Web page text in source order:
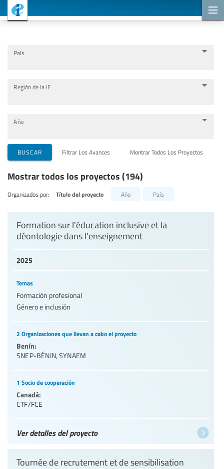
País
Región de la IE
Año
Organizaciones que llevan a cabo el proyecto
Socios para la cooperación
Nivel de Educación/sector de educación
BUSCAR Filtrar Los Avances Montrar Todos Los Proyectos
Mostrar todos los proyectos (194)
Organizados por: Título del proyecto Año País
2025
Formation sur l'éducation inclusive et la
déontologie dans l'enseignement
Temas
Formación profesional
Género e inclusión
2 Organizaciones que llevan a cabo el proyecto
Benín:
SNEP-BÉNIN, SYNAEM
1 Socio de cooperación
Canadá:
CTF/FCE
Ver detalles del proyecto
Tournée de recrutement et de sensibilisation